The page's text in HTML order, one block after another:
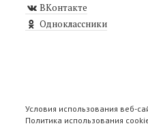
ВКонтакте
Одноклассники
Условия использования веб-
Политика использования